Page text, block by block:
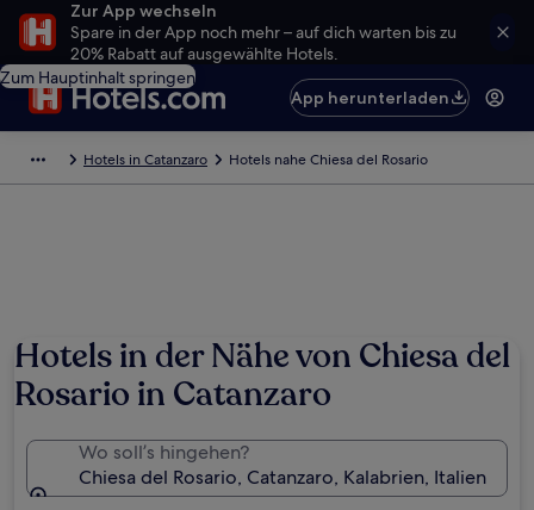
Zur App wechseln
Spare in der App noch mehr – auf dich warten bis zu
20% Rabatt auf ausgewählte Hotels.
Zum Hauptinhalt springen
App herunterladen
Hotels in Catanzaro Hotels nahe Chiesa del Rosario
Hotels in der Nähe von Chiesa del
Rosario in Catanzaro
Wo soll’s hingehen?
Chiesa del Rosario, Catanzaro, Kalabrien, Italien